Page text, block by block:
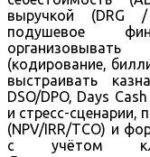
выручкой (DRG /
подушевое
(кодирование,
выстраивать
DSO/DPO, Days
и стресс-сценарии,
(NPV/IRR/TCO) и
с учётом